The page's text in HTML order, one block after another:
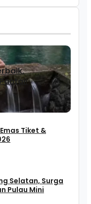
Tiket &
Selatan, Surga
Pulau Mini